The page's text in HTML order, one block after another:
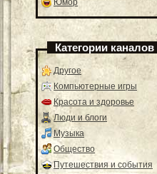
Юмор
Категории каналов
Другое
Компьютерные игры
Красота и здоровье
Люди и блоги
Музыка
Общество
Путешествия и события